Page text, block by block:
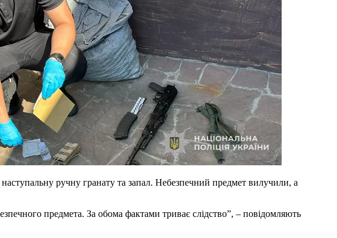
ручну гранату та запал. Небезпечний предмет вилучили, а
предмета. За обома фактами триває слідство”, – повідомляють